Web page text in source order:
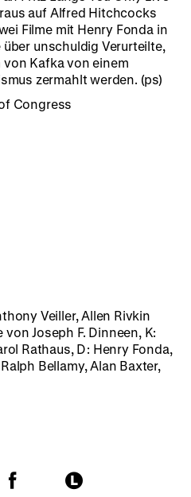
auf Alfred Hitchcocks
Filme mit Henry Fonda in
unschuldig Verurteilte,
von Kafka von einem
zermahlt werden. (ps)
Congress
Veiller, Allen Rivkin
Joseph F. Dinneen, K:
Rathaus, D: Henry Fonda,
Bellamy, Alan Baxter,
To
To